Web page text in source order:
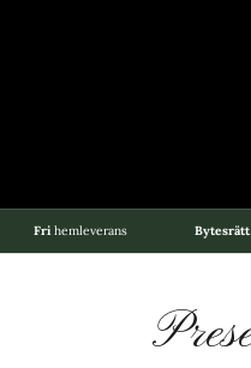
Fri hemleverans Bytesrätt